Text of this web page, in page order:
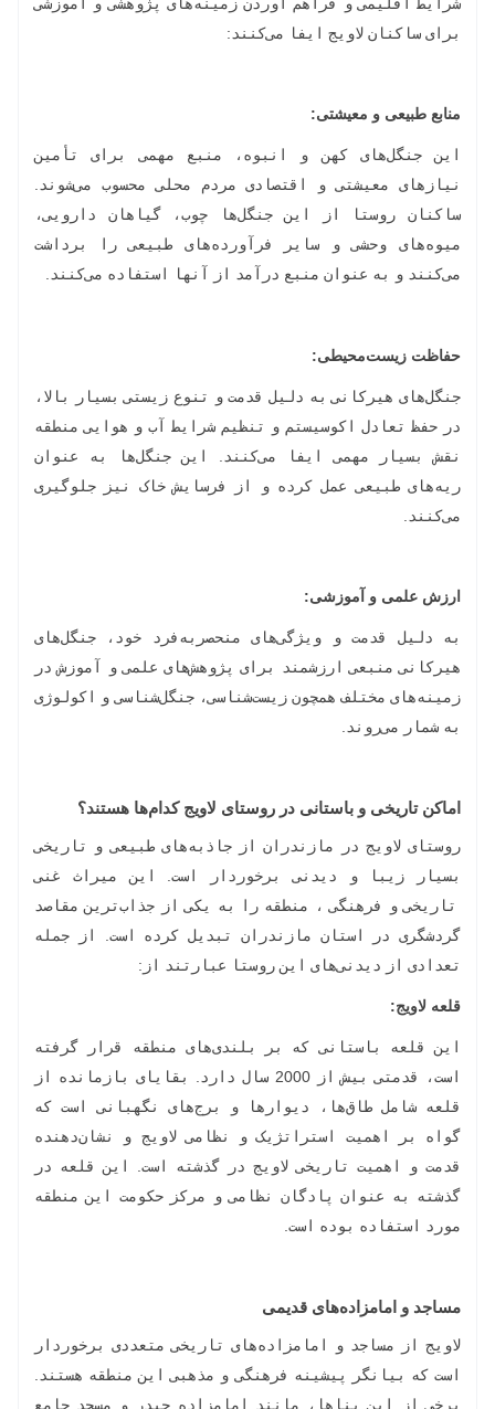
برای ساکنان لاویج ایفا می‌کنند:
منابع طبیعی و معیشتی:
این جنگل‌های کهن و انبوه، منبع مهمی برای تأمین
نیازهای معیشتی و اقتصادی مردم محلی محسوب می‌شوند.
ساکنان روستا از این جنگل‌ها چوب، گیاهان دارویی،
میوه‌های وحشی و سایر فرآورده‌های طبیعی را برداشت
می‌کنند و به عنوان منبع درآمد از آنها استفاده می‌کنند.
حفاظت زیست‌محیطی:
جنگل‌های هیرکانی به دلیل قدمت و تنوع زیستی بسیار بالا،
در حفظ تعادل اکوسیستم و تنظیم شرایط آب و هوایی منطقه
نقش بسیار مهمی ایفا می‌کنند. این جنگل‌ها به عنوان
ریه‌های طبیعی عمل کرده و از فرسایش خاک نیز جلوگیری
می‌کنند.
ارزش علمی و آموزشی:
به دلیل قدمت و ویژگی‌های منحصربه‌فرد خود، جنگل‌های
هیرکانی منبعی ارزشمند برای پژوهش‌های علمی و آموزش در
زمینه‌های مختلف همچون زیست‌شناسی، جنگل‌شناسی و اکولوژی
به شمار می‌روند.
اماکن تاریخی و باستانی در روستای لاویج کدام‌ها هستند؟
روستای لاویج در مازندران از جاذبه‌های طبیعی و تاریخی
بسیار زیبا و دیدنی برخوردار است. این میراث غنی
تاریخی و فرهنگی ، منطقه را به یکی از جذاب‌ترین مقاصد
گردشگری در استان مازندران تبدیل کرده است. از جمله
تعدادی از دیدنی‌های این روستا عبارتند از:
قلعه لاویج:
این قلعه باستانی که بر بلندی‌های منطقه قرار گرفته
است، قدمتی بیش از 2000 سال دارد. بقایای بازمانده از
قلعه شامل طاق‌ها، دیوارها و برج‌های نگهبانی است که
گواه بر اهمیت استراتژیک و نظامی لاویج و نشان‌دهنده
قدمت و اهمیت تاریخی لاویج در گذشته است. این قلعه در
گذشته به عنوان پادگان نظامی و مرکز حکومت این منطقه
مورد استفاده بوده است.
مساجد و امامزاده‌های قدیمی
لاویج از مساجد و امامزاده‌های تاریخی متعددی برخوردار
است که بیانگر پیشینه فرهنگی و مذهبی این منطقه هستند.
برخی از این بناها، مانند امامزاده حیدر و مسجد جامع